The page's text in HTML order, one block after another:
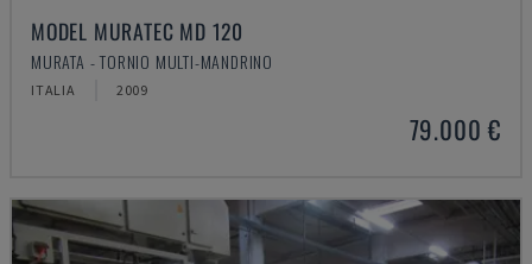
MODEL MURATEC MD 120
MURATA - TORNIO MULTI-MANDRINO
ITALIA 2009
79.000 €